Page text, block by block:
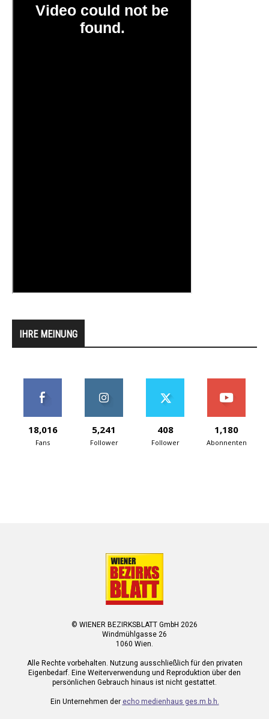
IHRE MEINUNG
18,016
Fans
5,241
Follower
408
Follower
1,180
Abonnenten
© WIENER BEZIRKSBLATT GmbH 2026
Windmühlgasse 26
1060 Wien.
Alle Rechte vorbehalten. Nutzung ausschließlich für den privaten
Eigenbedarf. Eine Weiterverwendung und Reproduktion über den
persönlichen Gebrauch hinaus ist nicht gestattet.
Ein Unternehmen der echo medienhaus ges.m.b.h.